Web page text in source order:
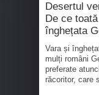
Desertul
De ce
înghețata
Vara și
mulți români
preferate
răcoritor, care